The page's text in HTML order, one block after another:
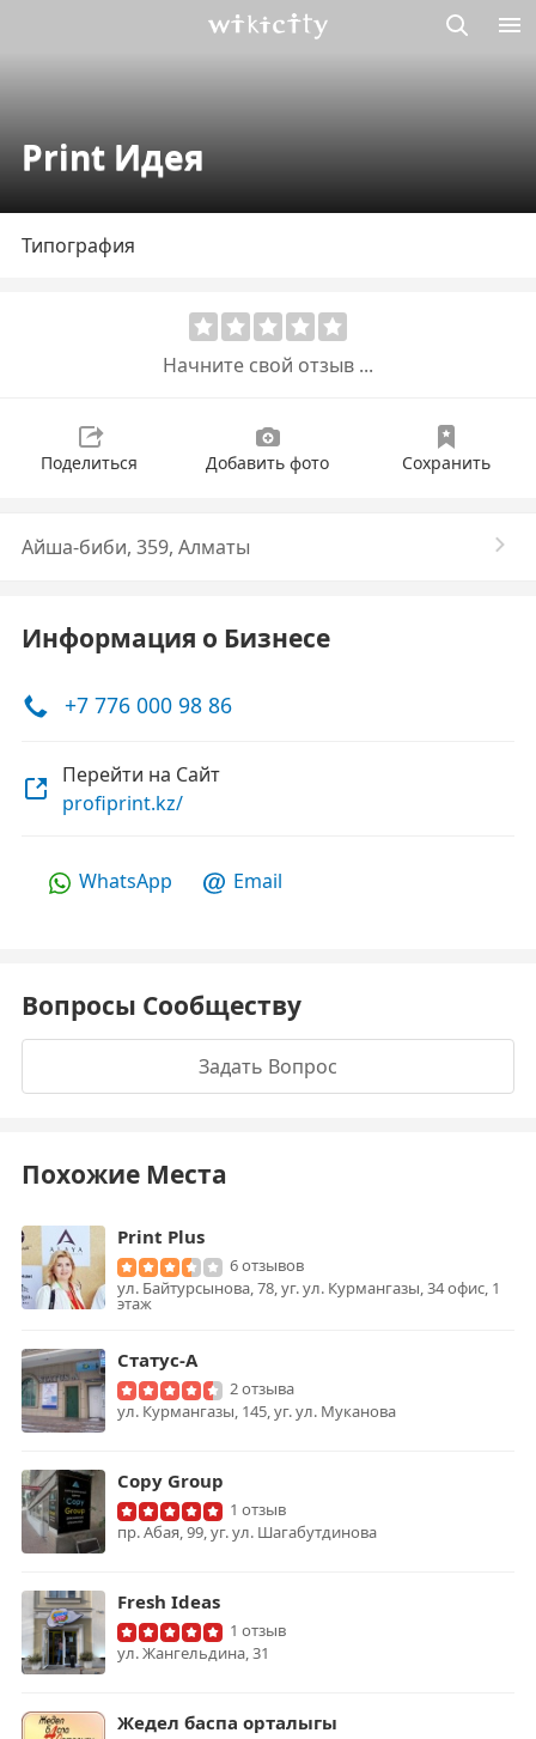
Print Идея
Типография
Начните свой отзыв ...
Поделиться Добавить фото Сохранить
Айша-биби, 359, Алматы
Информация о Бизнесе
+7 776 000 98 86
Перейти на Сайт
profiprint.kz/
WhatsApp Email
Вопросы Сообществу
Задать Вопрос
Похожие Места
Print Plus
6 отзывов
ул. Байтурсынова, 78, уг. ул. Курмангазы, 34 офис, 1
этаж
Статус-А
2 отзыва
ул. Курмангазы, 145, уг. ул. Муканова
Copy Group
1 отзыв
пр. Абая, 99, уг. ул. Шагабутдинова
Fresh Ideas
1 отзыв
ул. Жангельдина, 31
Жедел баспа орталыгы